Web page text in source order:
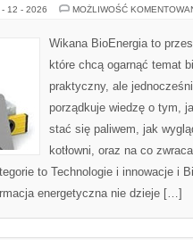
- 12 - 2026 MOŻLIWOŚĆ
Wikana BioEnergia to
które chcą ogarnąć temat
praktyczny, ale
porządkuje wiedzę o tym,
stać się paliwem, jak
kotłowni, oraz na co
to Technologie i innowacje i
energetyczna nie dzieje […]